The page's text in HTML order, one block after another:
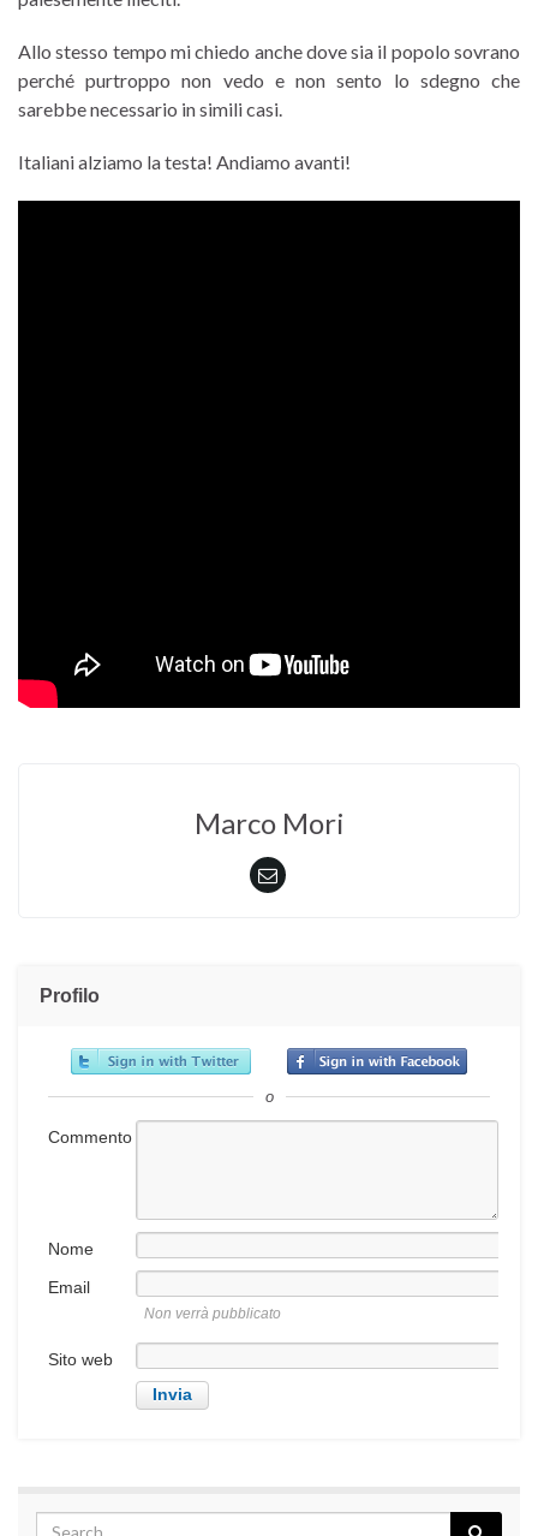
Allo stesso tempo mi chiedo anche dove sia il popolo sovrano
perché purtroppo non vedo e non sento lo sdegno che
sarebbe necessario in simili casi.
Italiani alziamo la testa! Andiamo avanti!
Marco Mori
Profilo
o
Commento
Nome
Email
Non verrà pubblicato
Sito web